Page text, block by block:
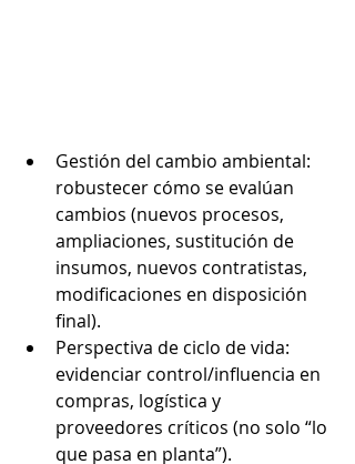
Gestión del cambio ambiental:
robustecer cómo se evalúan
cambios (nuevos procesos,
ampliaciones, sustitución de
insumos, nuevos contratistas,
modificaciones en disposición
final).
Perspectiva de ciclo de vida:
evidenciar control/influencia en
compras, logística y
proveedores críticos (no solo “lo
que pasa en planta”).